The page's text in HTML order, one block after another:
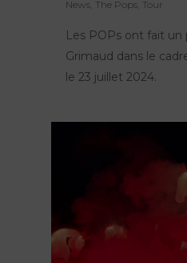
News ,The Pops ,Tour
Les POPs ont fait un
Grimaud dans le
le 23 juillet 2024.